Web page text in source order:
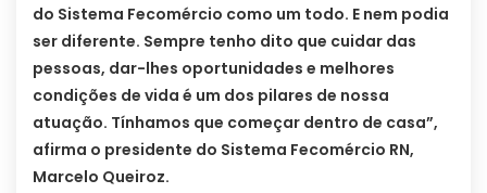
do Sistema Fecomércio como um todo. E nem podia
ser diferente. Sempre tenho dito que cuidar das
pessoas, dar-lhes oportunidades e melhores
condições de vida é um dos pilares de nossa
atuação. Tínhamos que começar dentro de casa”,
afirma o presidente do Sistema Fecomércio RN,
Marcelo Queiroz.